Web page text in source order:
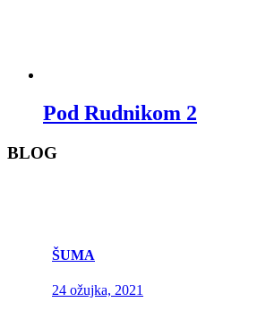
Pod Rudnikom 2
BLOG
ŠUMA
24 ožujka, 2021